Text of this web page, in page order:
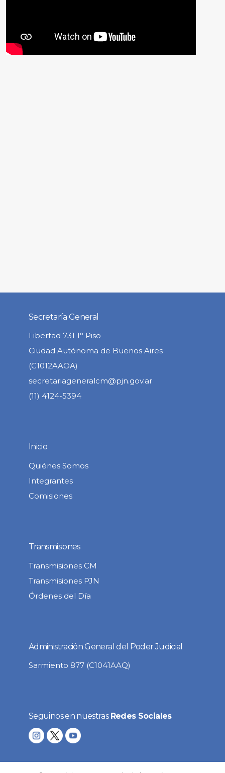
Secretaría General
Libertad 731 1° Piso
Ciudad Autónoma de Buenos Aires
(C1012AAOA)
secretariageneralcm@pjn.gov.ar
(11) 4124-5394
Inicio
Quiénes Somos
Integrantes
Comisiones
Transmisiones
Transmisiones CM
Transmisiones PJN
Órdenes del Día
Administración General del Poder Judicial
Sarmiento 877 (C1041AAQ)
Seguinos en nuestras Redes Sociales